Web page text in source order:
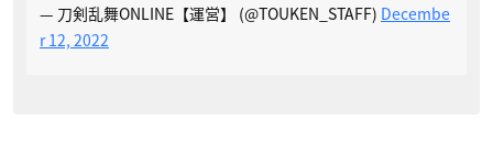
— 刀剣乱舞ONLINE【運営】 (@TOUKEN_STAFF) Decembe
r 12, 2022